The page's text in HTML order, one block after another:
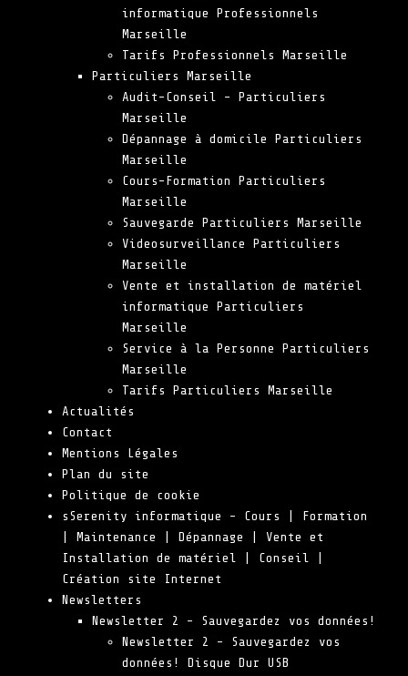
informatique Professionnels
Marseille
Tarifs Professionnels Marseille
Particuliers Marseille
Audit-Conseil – Particuliers
Marseille
Dépannage à domicile Particuliers
Marseille
Cours-Formation Particuliers
Marseille
Sauvegarde Particuliers Marseille
Videosurveillance Particuliers
Marseille
Vente et installation de matériel
informatique Particuliers
Marseille
Service à la Personne Particuliers
Marseille
Tarifs Particuliers Marseille
Actualités
Contact
Mentions Légales
Plan du site
Politique de cookie
sSerenity informatique – Cours | Formation
| Maintenance | Dépannage | Vente et
Installation de matériel | Conseil |
Création site Internet
Newsletters
Newsletter 2 – Sauvegardez vos données!
Newsletter 2 – Sauvegardez vos
données! Disque Dur USB